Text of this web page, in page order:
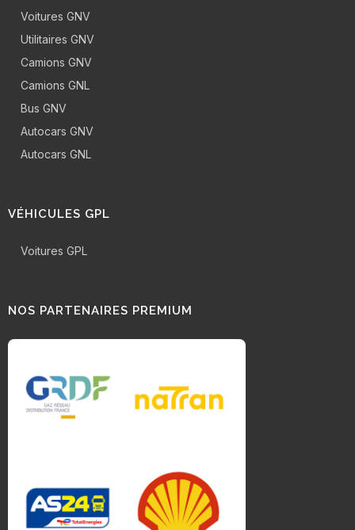
Voitures GNV
Utilitaires GNV
Camions GNV
Camions GNL
Bus GNV
Autocars GNV
Autocars GNL
VÉHICULES GPL
Voitures GPL
NOS PARTENAIRES PREMIUM